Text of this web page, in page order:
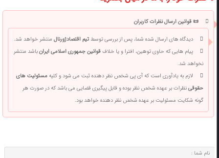
📜 قوانین ارسال نظرات کاربران
دیدگاه های ارسال شده شما، پس از بررسی توسطتیم اقتصادژورنالمنتشر خواهد شد.
پیام هایی که حاوی توهین، افترا و یا خلافقوانین جمهوری اسلامی ایرانباشد منتشر
نخواهد شد.
لازم به یادآوری است که آی پی شخص نظر دهنده ثبت می شود و کلیهمسئولیت های
حقوقینظرات بر عهده شخص نظر بوده و قابل پیگیری قضایی می باشد که در صورت هر
گونه شکایت مسئولیت بر عهده شخص نظر دهنده خواهد بود.